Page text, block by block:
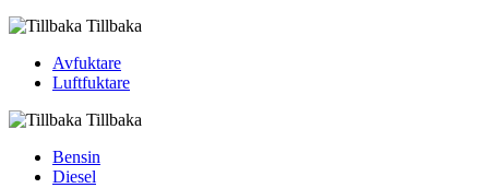
Tillbaka
Avfuktare
Luftfuktare
Tillbaka
Bensin
Diesel